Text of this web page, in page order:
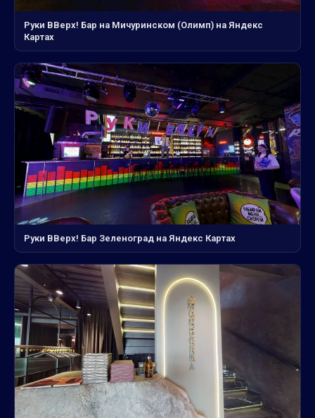
Руки ВВерх! Бар на Мичуринском (Олимп) на Яндекс
Картах
Руки ВВерх! Бар Зеленоград на Яндекс Картах